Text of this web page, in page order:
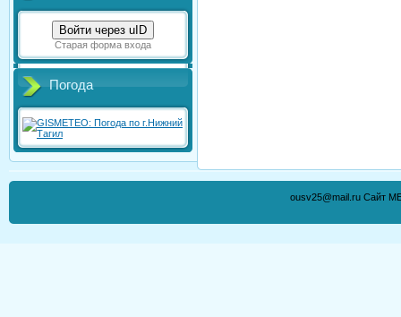
Войти через uID
Старая форма входа
Погода
ousv25@mail.ru Сайт